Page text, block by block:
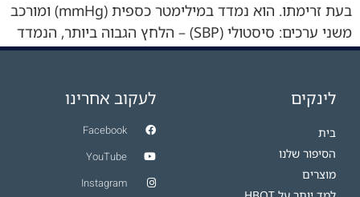
בעת זרימתו. הוא נמדד במילימטר כספית (mmHg) ומורכב
משני ערכים: סיסטולי (SBP) – הלחץ הגבוה ביותר, הנמדד
בעת כיווץ הלב והשגת זרימת דם לעורקים. דיאסטולי (DBP)
לינקים
בית
הסיפור שלנו
מוצרים
לעקוב אחרינו
Facebook
YouTube
Instagram